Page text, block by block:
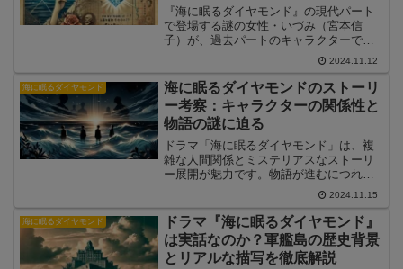
『海に眠るダイヤモンド』の現代パート
で登場する謎の女性・いづみ（宮本信
子）が、過去パートのキャラクターであ
る百合子（土屋太鳳）と関係があるので
はと話題になっています。今回の考察で
は、いづみが本当に百合子なのか、また
物語の中で彼女の過去がどのように影響
を与えるのかを解説します。視聴者から
の感想も踏まえ、物語の謎が解き明かさ
れていく過程に迫ります。
2024.11.12
海に眠るダイヤモンド
海に眠るダイヤモンドのストーリ
ー考察：キャラクターの関係性と
物語の謎に迫る
ドラマ「海に眠るダイヤモンド」は、複
雑な人間関係とミステリアスなストーリ
ー展開が魅力です。物語が進むにつれ、
キャラクター同士の関係性が徐々に明か
され、視聴者は次々に提示される謎に引
き込まれていきます。本記事では、キャ
ラクターの関係性や物語に隠された謎を
徹底的に考察し、「海に眠るダイヤモン
ド」の魅力に迫ります。
2024.11.15
海に眠るダイヤモンド
ドラマ『海に眠るダイヤモンド』
は実話なのか？軍艦島の歴史背景
とリアルな描写を徹底解説